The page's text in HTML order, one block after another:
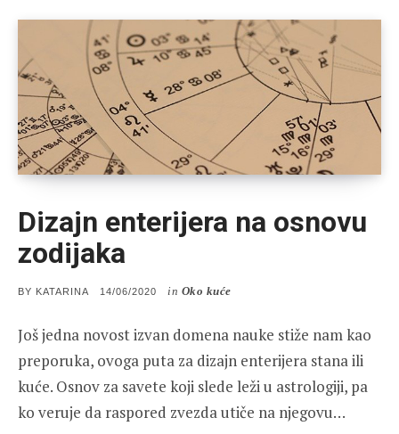
Dizajn enterijera na osnovu
zodijaka
BY KATARINA
POSTED
14/06/2020 in Oko kuće
Još jedna novost izvan domena nauke stiže nam kao
preporuka, ovoga puta za dizajn enterijera stana ili
kuće. Osnov za savete koji slede leži u astrologiji, pa
ko veruje da raspored zvezda utiče na njegovu…